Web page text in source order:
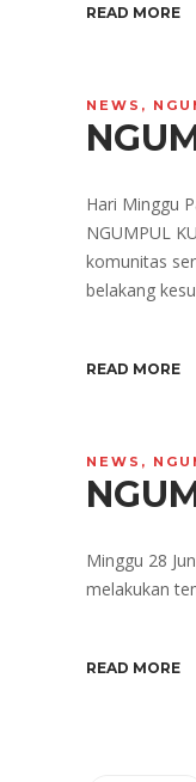
READ MORE
NEWS ,
Hari Minggu
NGUMPUL
komunitas
belakang
READ MORE
NEWS ,
Minggu 28
melakukan
READ MORE